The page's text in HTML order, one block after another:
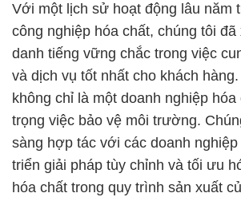
Với một lịch sử hoạt động lâu năm
công nghiệp hóa chất, chúng tôi
danh tiếng vững chắc trong việc
và dịch vụ tốt nhất cho khách
không chỉ là một doanh nghiệp
trọng việc bảo vệ môi trường.
sàng hợp tác với các doanh
triển giải pháp tùy chỉnh và tối ưu
hóa chất trong quy trình sản xuất